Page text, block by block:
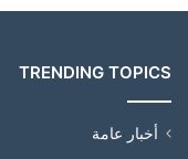
TRENDING TOPICS
أخبار عامة